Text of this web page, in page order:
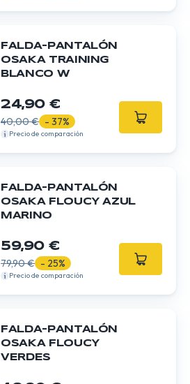
FALDA-PANTALÓN
OSAKA TRAINING
BLANCO W
24,90 €
40,00 € - 37%
Precio de comparación
FALDA-PANTALÓN
OSAKA FLOUCY AZUL
MARINO
59,90 €
79,90 € - 25%
Precio de comparación
FALDA-PANTALÓN
OSAKA FLOUCY
VERDES